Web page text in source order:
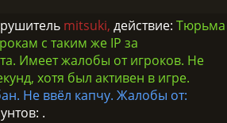
mitsuki, действие: Тюрьма
с таким же IP за
Имеет жалобы от игроков. Не
хотя был активен в игре.
Не ввёл капчу. Жалобы от:
.